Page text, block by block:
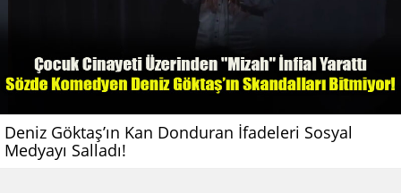
Deniz Göktaş’ın Kan Donduran İfadeleri Sosyal
Medyayı Salladı!